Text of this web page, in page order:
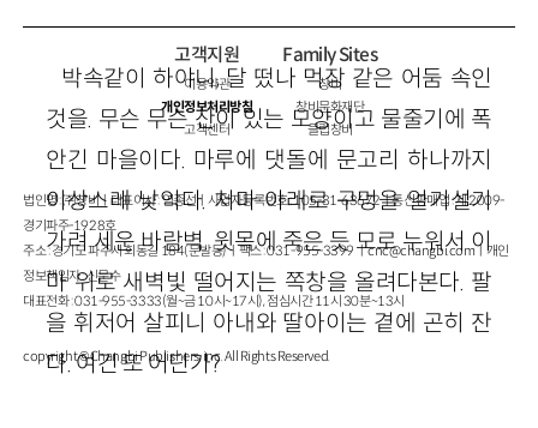
박속같이 하야니, 달 떴나 먹장 같은 어둠 속인
것을. 무슨 무슨 산이 있는 모양이고 물줄기에 폭
안긴 마을이다. 마루에 댓돌에 문고리 하나까지
이상스레 낯익다. 처마 아래로 구멍을 얼기설기
가려 세운 바람벽. 윗목에 죽은 듯 모로 누워서 이
마 위로 새벽빛 떨어지는 쪽창을 올려다본다. 팔
을 휘저어 살피니 아내와 딸아이는 곁에 곤히 잔
다. 여긴 또 어딘가?
고객지원
이용약관
개인정보처리방침
고객센터
Family Sites
창비
창비문화재단
클럽창비
법인명 : ㈜창비ㅣ대표이사 : 염종선ㅣ사업자등록번호 : 105-81-63672ㅣ통신판매업 : 제 2009-
경기파주-1928호
주소 : 경기도 파주시 회동길 184(문발동)ㅣ팩스 : 031-955-3399 ㅣcnc@changbi.comㅣ개인
정보책임자 : 신문수
대표전화 : 031-955-3333(월~금 10시~17시), 점심시간 11시 30분~13시
copyright © Changbi Publishers, inc. All Rights Reserved.